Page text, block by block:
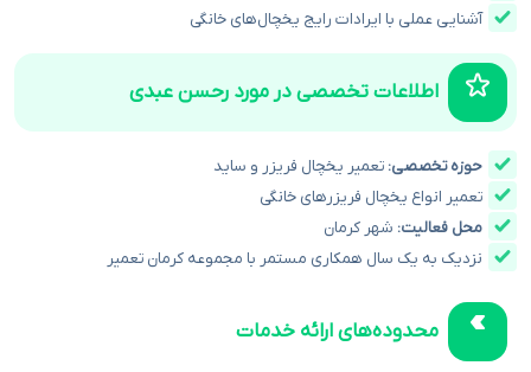
آشنایی عملی با ایرادات رایج یخچال‌های خانگی
اطلاعات تخصصی در مورد رحسن عبدی
حوزه تخصصی: تعمیر یخچال فریزر و ساید
تعمیر انواع یخچال فریزرهای خانگی
محل فعالیت: شهر کرمان
نزدیک به یک سال همکاری مستمر با مجموعه کرمان تعمیر
محدوده‌های ارائه خدمات